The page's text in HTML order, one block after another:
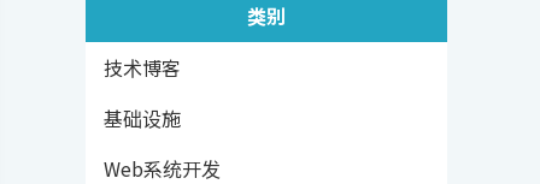
类别
技术博客
基础设施
Web系统开发